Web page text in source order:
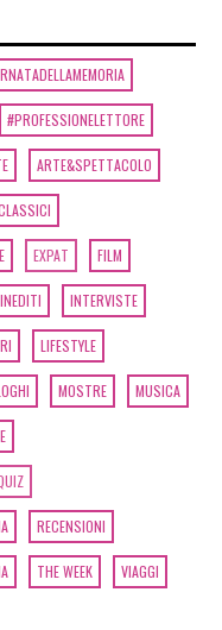
Emma
di
di
69
#PROFESSIONELETTORE
ARTE&SPETTACOLO
EXPAT FILM
INEDITI INTERVISTE
LIFESTYLE
MOSTRE MUSICA
RECENSIONI
THE WEEK VIAGGI